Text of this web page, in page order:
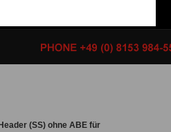
(SS) ohne ABE für